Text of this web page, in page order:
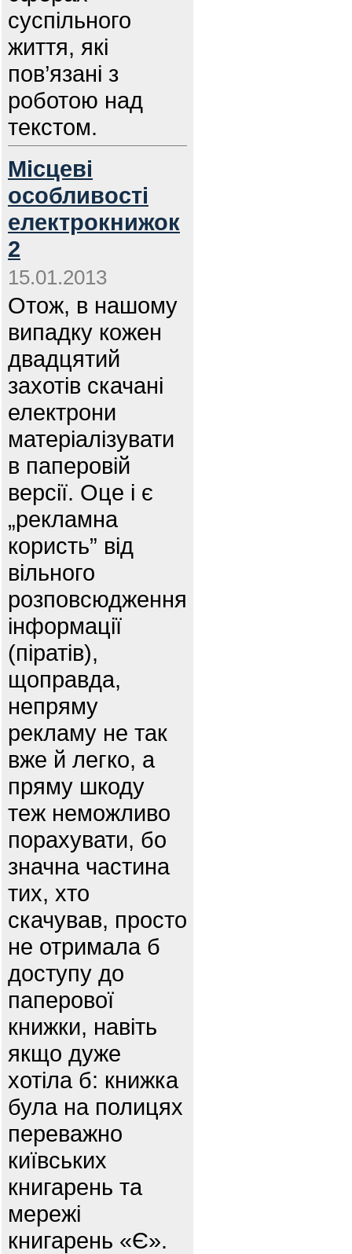
суспільного
життя, які
пов’язані з
роботою над
текстом.
Місцеві
особливості
електрокнижок
2
15.01.2013
Отож, в нашому
випадку кожен
двадцятий
захотів скачані
електрони
матеріалізувати
в паперовій
версії. Оце і є
„рекламна
користь” від
вільного
розповсюдження
інформації
(піратів),
щоправда,
непряму
рекламу не так
вже й легко, а
пряму шкоду
теж неможливо
порахувати, бо
значна частина
тих, хто
скачував, просто
не отримала б
доступу до
паперової
книжки, навіть
якщо дуже
хотіла б: книжка
була на полицях
переважно
київських
книгарень та
мережі
книгарень «Є».